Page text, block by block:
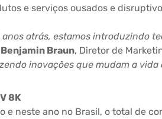
e serviços ousados e
atrás, estamos introduzindo
Benjamin Braun, Diretor de
inovações que mudam a
8K
neste ano no Brasil, o total de